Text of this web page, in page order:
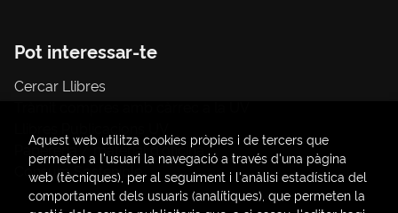
Pot interessar-te
Cercar Llibres
Papereria / material d'oficina
Consum Sostenible
Aquest web utilitza cookies pròpies i de tercers que
permeten a l'usuari la navegació a través d'una pàgina
web (tècniques), per al seguiment i l'anàlisi estadística del
comportament dels usuaris (analítiques), que permeten la